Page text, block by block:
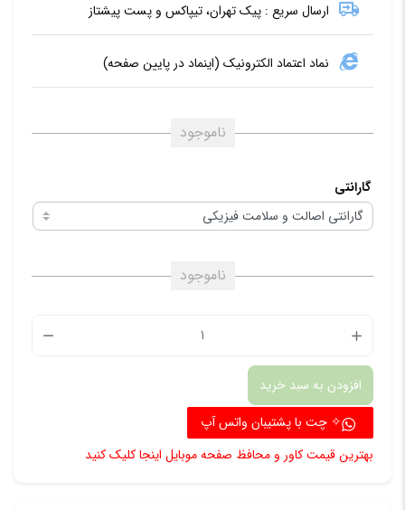
ارسال سریع : پیک تهران، تیپاکس و پست پیشتاز
نماد اعتماد الکترونیک (اینماد در پایین صفحه)
ناموجود
گارانتی
ناموجود
افزودن به سبد خرید
✧ چت با پشتیبان واتس آپ
بهترین قیمت کاور و محافظ صفحه موبایل اینجا کلیک کنید